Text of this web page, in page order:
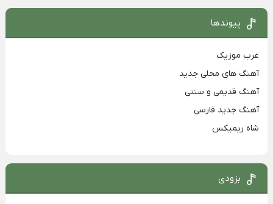
پیوندها
غرب موزیک
آهنگ های محلی جدید
آهنگ قدیمی و سنتی
آهنگ جدید فارسی
شاه ریمیکس
بزودی